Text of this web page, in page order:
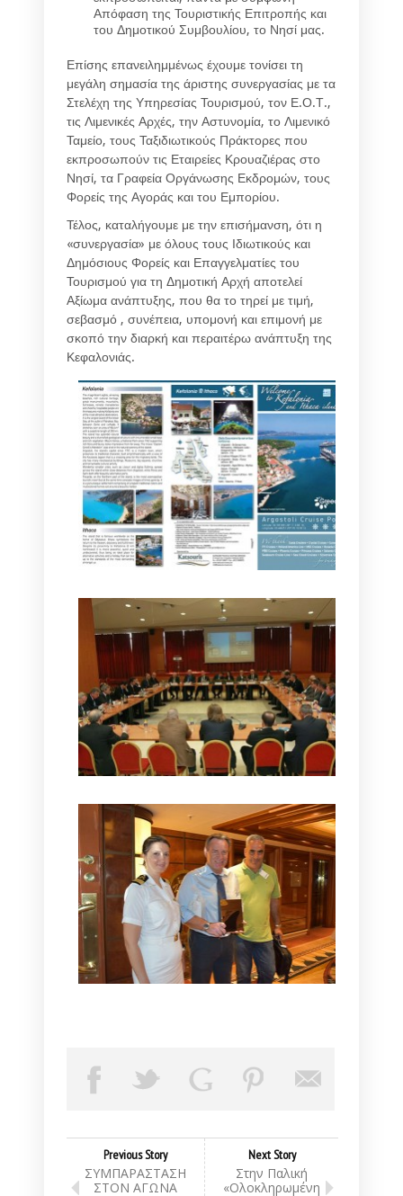
Απόφαση της Τουριστικής Επιτροπής και
του Δημοτικού Συμβουλίου, το Νησί μας.
Επίσης επανειλημμένως έχουμε τονίσει τη
μεγάλη σημασία της άριστης συνεργασίας με τα
Στελέχη της Υπηρεσίας Τουρισμού, τον Ε.Ο.Τ.,
τις Λιμενικές Αρχές, την Αστυνομία, το Λιμενικό
Ταμείο, τους Ταξιδιωτικούς Πράκτορες που
εκπροσωπούν τις Εταιρείες Κρουαζιέρας στο
Νησί, τα Γραφεία Οργάνωσης Εκδρομών, τους
Φορείς της Αγοράς και του Εμπορίου.
Τέλος, καταλήγουμε με την επισήμανση, ότι η
«συνεργασία» με όλους τους Ιδιωτικούς και
Δημόσιους Φορείς και Επαγγελματίες του
Τουρισμού για τη Δημοτική Αρχή αποτελεί
Αξίωμα ανάπτυξης, που θα το τηρεί με τιμή,
σεβασμό , συνέπεια, υπομονή και επιμονή με
σκοπό την διαρκή και περαιτέρω ανάπτυξη της
Κεφαλονιάς.
Previous Story
ΣΥΜΠΑΡΑΣΤΑΣΗ
ΣΤΟΝ ΑΓΩΝΑ
Next Story
Στην Παλική
«Ολοκληρωμένη